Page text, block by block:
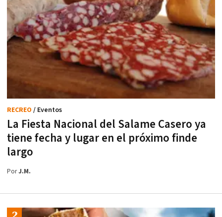
La Fiesta Nacional del Salame Casero ya
tiene fecha y lugar en el próximo finde
largo
RECREO / Eventos
PorJ.M.